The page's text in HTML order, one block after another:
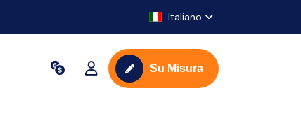
Italiano
Su Misura